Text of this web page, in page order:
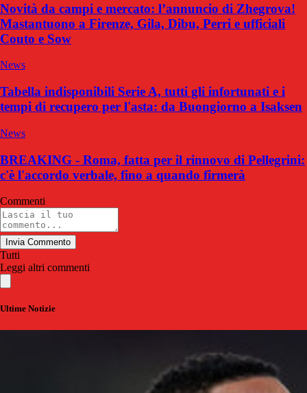
Novità da campi e mercato: l’annuncio di Zhegrova!
Mastantuono a Firenze, Gila, Dibu, Perri e ufficiali
Couto e Sow
News
Tabella indisponibili Serie A, tutti gli infortunati e i
tempi di recupero per l'asta: da Buongiorno a Isaksen
News
BREAKING - Roma, fatta per il rinnovo di Pellegrini:
c'è l'accordo verbale, fino a quando firmerà
Commenti
Invia Commento
Tutti
Leggi altri commenti
Ultime Notizie